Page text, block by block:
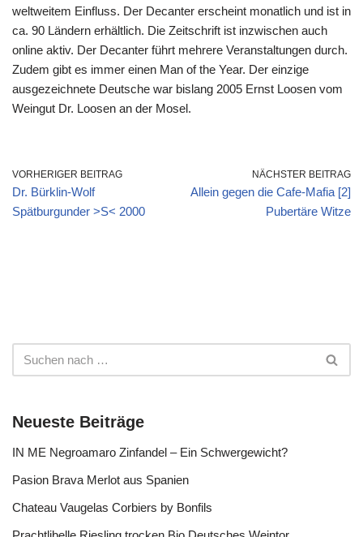
weltweitem Einfluss. Der Decanter erscheint monatlich und ist in
ca. 90 Ländern erhältlich. Die Zeitschrift ist inzwischen auch
online aktiv. Der Decanter führt mehrere Veranstaltungen durch.
Zudem gibt es immer einen Man of the Year. Der einzige
ausgezeichnete Deutsche war bislang 2005 Ernst Loosen vom
Weingut Dr. Loosen an der Mosel.
VORHERIGER BEITRAG
Dr. Bürklin-Wolf
Spätburgunder >S< 2000
NÄCHSTER BEITRAG
Allein gegen die Cafe-Mafia [2]
Pubertäre Witze
Neueste Beiträge
IN ME Negroamaro Zinfandel – Ein Schwergewicht?
Pasion Brava Merlot aus Spanien
Chateau Vaugelas Corbiers by Bonfils